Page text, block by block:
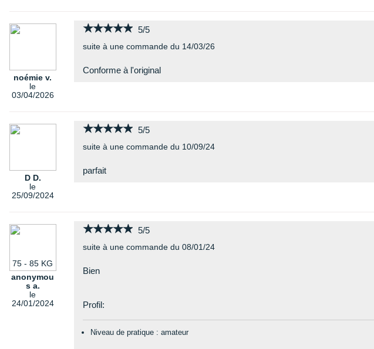
noémie v.
le
03/04/2026
★★★★★
★★★★★ 5/5
suite à une commande du 14/03/26
Conforme à l'original
D D.
le
25/09/2024
★★★★★
★★★★★ 5/5
suite à une commande du 10/09/24
parfait
75 - 85 KG
anonymou
s a.
le
24/01/2024
★★★★★
★★★★★ 5/5
suite à une commande du 08/01/24
Bien
Profil:
Niveau de pratique : amateur